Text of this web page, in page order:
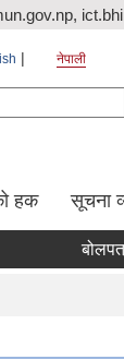
नेपाली
हक सूचना